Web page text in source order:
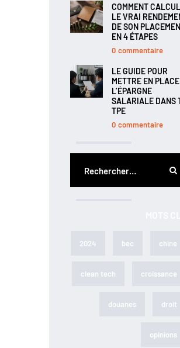
COMMENT
LE VRAI
DE SON
EN 4 ÉTAPES
0 commentaire
LE GUIDE POUR
METTRE EN PLACE
L’ÉPARGNE
SALARIALE DANS
TPE
0 commentaire
2024 bec chine
clean tech croissance
douanes droit
opinions